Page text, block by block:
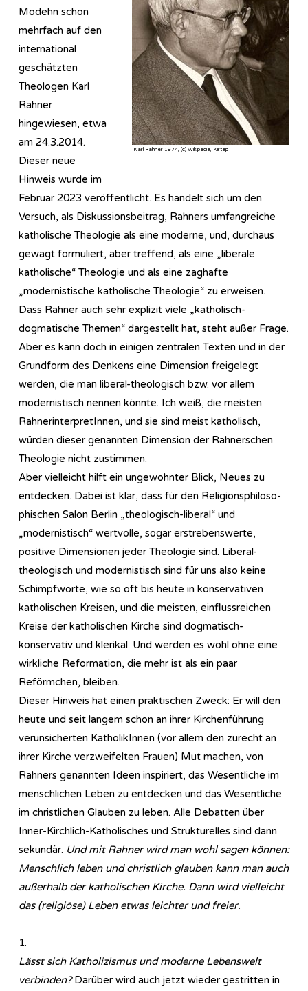
Karl Rahner 1974, (c) Wikipedia, Kirtap
Modehn schon
mehrfach auf den
international
geschätzten
Theologen Karl
Rahner
hingewiesen, etwa
am 24.3.2014.
Dieser neue
Hinweis wurde im
Februar 2023 veröffentlicht. Es handelt sich um den
Versuch, als Diskussionsbeitrag, Rahners umfangreiche
katholische Theologie als eine moderne, und, durchaus
gewagt formuliert, aber treffend, als eine „liberale
katholische“ Theologie und als eine zaghafte
„modernistische katholische Theologie“ zu erweisen.
Dass Rahner auch sehr explizit viele „katholisch-
dogmatische Themen“ dargestellt hat, steht außer Frage.
Aber es kann doch in einigen zentralen Texten und in der
Grundform des Denkens eine Dimension freigelegt
werden, die man liberal-theologisch bzw. vor allem
modernistisch nennen könnte. Ich weiß, die meisten
RahnerinterpretInnen, und sie sind meist katholisch,
würden dieser genannten Dimension der Rahnerschen
Theologie nicht zustimmen.
Aber vielleicht hilft ein ungewohnter Blick, Neues zu
entdecken. Dabei ist klar, dass für den Re­li­gi­ons­phi­lo­so­
phi­sch­en Salon Berlin „theologisch-liberal“ und
„modernistisch“ wertvolle, sogar erstrebenswerte,
positive Dimensionen jeder Theologie sind. Liberal-
theologisch und modernistisch sind für uns also keine
Schimpfworte, wie so oft bis heute in konservativen
katholischen Kreisen, und die meisten, einflussreichen
Kreise der katholischen Kirche sind dogmatisch-
konservativ und klerikal. Und werden es wohl ohne eine
wirkliche Reformation, die mehr ist als ein paar
Reförmchen, bleiben.
Dieser Hinweis hat einen praktischen Zweck: Er will den
heute und seit langem schon an ihrer Kirchenführung
verunsicherten KatholikInnen (vor allem den zurecht an
ihrer Kirche verzweifelten Frauen) Mut machen, von
Rahners genannten Ideen inspiriert, das Wesentliche im
menschlichen Leben zu entdecken und das Wesentliche
im christlichen Glauben zu leben. Alle Debatten über
Inner-Kirchlich-Katholisches und Strukturelles sind dann
sekundär. Und mit Rahner wird man wohl sagen können:
Menschlich leben und christlich glauben kann man auch
außerhalb der katholischen Kirche. Dann wird vielleicht
das (religiöse) Leben etwas leichter und freier.
1.
Lässt sich Katholizismus und moderne Lebenswelt
verbinden?Darüber wird auch jetzt wieder gestritten in